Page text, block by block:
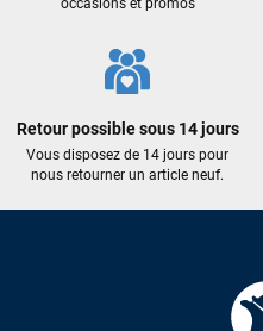
Retour possible sous 14 jours
Vous disposez de 14 jours pour
nous retourner un article neuf.
Excellent conseil excellent
encore pour cette severne
Maronui RICHMOND
J'ai acheté une voile
VOIR